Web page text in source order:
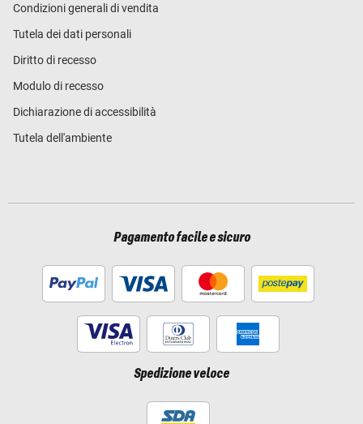
Condizioni generali di vendita
Tutela dei dati personali
Diritto di recesso
Modulo di recesso
Dichiarazione di accessibilità
Tutela dell'ambiente
Pagamento facile e sicuro
Spedizione veloce